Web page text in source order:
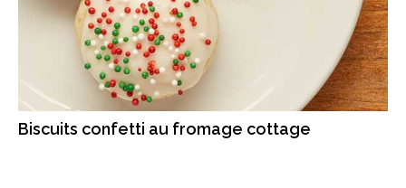
Biscuits confetti au fromage cottage